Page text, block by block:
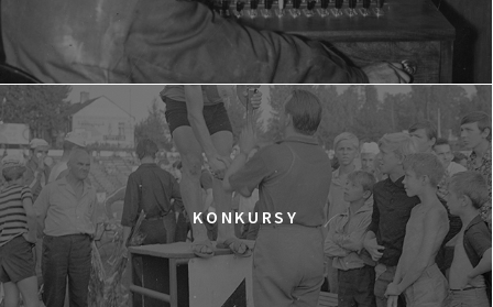
NIEWYGODNA PRAWDA 2
12:45
JĄDRA TARZANA
KUP BILET
13:30
Kinoteka, sala 7
GRACE JONES
SPOTKANIE PO FILMIE
KUP BILET
13:30
Iluzjon, sala Mała Czarna
SAMOTNA WALKA THOMASA REIDA
KUP BILET
14:00
Kinoteka, sala 1
KUP BILET
KONKURSY